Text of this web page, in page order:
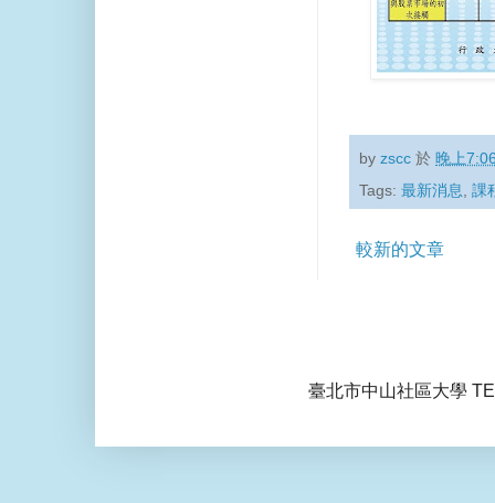
byzscc 於晚上
Tags:最新消息,課
較新的文章
臺北市中山社區大學